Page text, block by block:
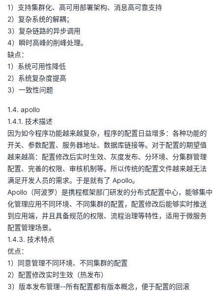
1）支持集群化、高可用部署架构、消息高可靠支持
2）复杂系统的解耦；
3）复杂链路的异步调用
4）瞬时高峰的削峰处理。
缺点：
1）系统可用性降低
2）系统复杂度提高
3）一致性问题
1.4. apollo
1.4.1. 技术描述
因为如今程序功能越来越复杂，程序的配置日益增多：各种功能的
开关、参数配置、服务器地址、数据库链接等。对于配置的期望值
越来越高：配置修改后实时生效、灰度发布、分环境、分集群管理
配置、完善的权限、审核机制等。所以传统的配置文件越来越无法
满足开发人员的需求。于是就有了 Apollo。
Apollo（阿波罗）是携程框架部门研发的分布式配置中心，能够集中
化管理应用不同环境、不同集群的配置，配置修改后能够实时推送
到应用端，并且具备规范的权限、流程治理等特性，适用于微服务
配置管理场景。
1.4.3. 技术特点
优点：
1）同意管理不同环境、不同集群的配置
2）配置修改实时生效（热发布）
3）版本发布管理--所有配置都有版本概念，便于配置的回滚